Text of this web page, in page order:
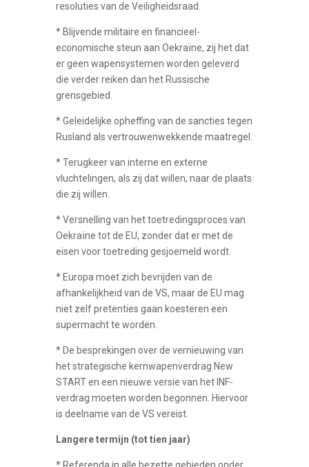
resoluties van de Veiligheidsraad.
* Blijvende militaire en financieel-
economische steun aan Oekraïne, zij het dat
er geen wapensystemen worden geleverd
die verder reiken dan het Russische
grensgebied.
* Geleidelijke opheffing van de sancties tegen
Rusland als vertrouwenwekkende maatregel.
* Terugkeer van interne en externe
vluchtelingen, als zij dat willen, naar de plaats
die zij willen.
* Versnelling van het toetredingsproces van
Oekraïne tot de EU, zonder dat er met de
eisen voor toetreding gesjoemeld wordt.
* Europa moet zich bevrijden van de
afhankelijkheid van de VS, maar de EU mag
niet zelf pretenties gaan koesteren een
supermacht te worden.
* De besprekingen over de vernieuwing van
het strategische kernwapenverdrag New
START en een nieuwe versie van het INF-
verdrag moeten worden begonnen. Hiervoor
is deelname van de VS vereist.
Langere termijn (tot tien jaar)